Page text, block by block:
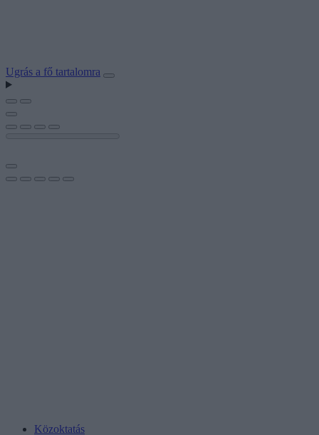
Ugrás a fő tartalomra
Közoktatás